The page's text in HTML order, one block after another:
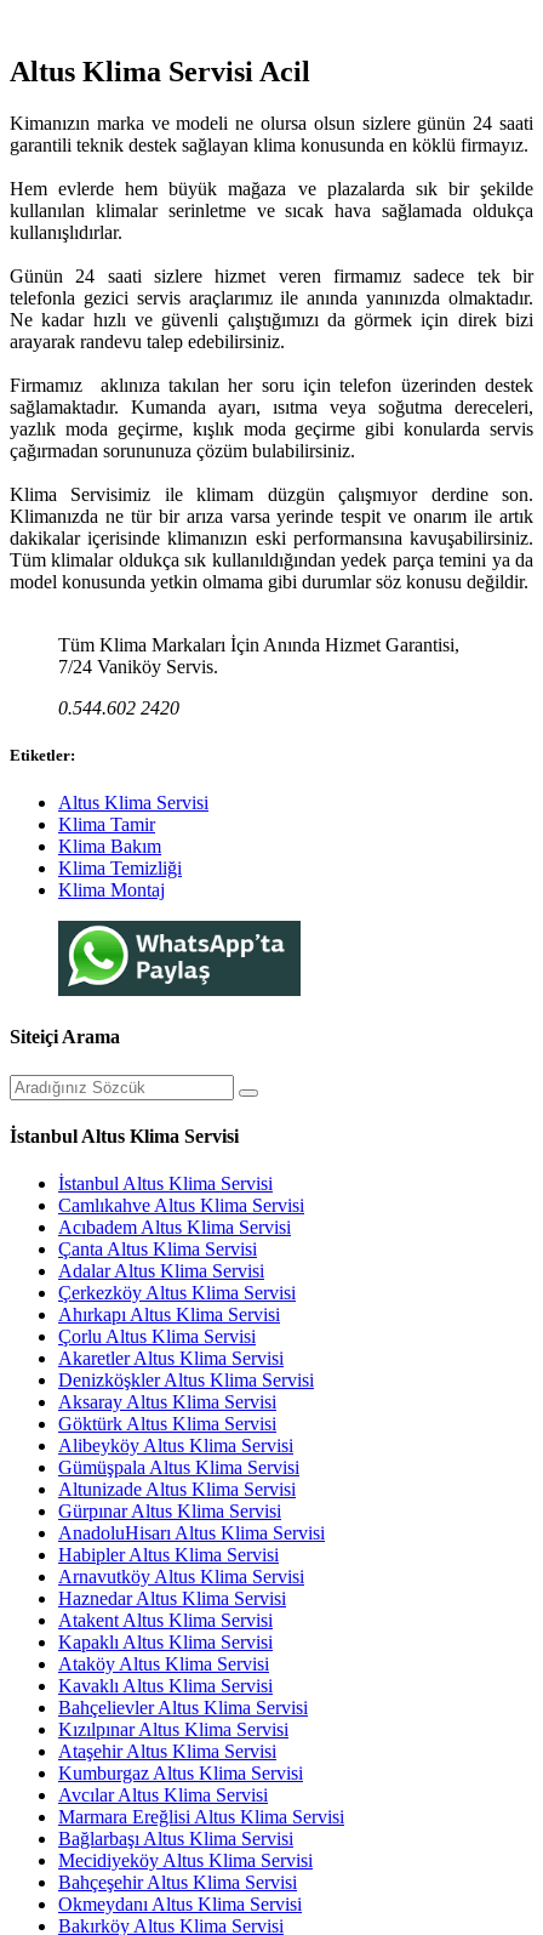
Altus Klima Servisi Acil
Kimanızın marka ve modeli ne olursa olsun sizlere günün 24 saati
garantili teknik destek sağlayan klima konusunda en köklü firmayız.
Hem evlerde hem büyük mağaza ve plazalarda sık bir şekilde
kullanılan klimalar serinletme ve sıcak hava sağlamada oldukça
kullanışlıdırlar.
Günün 24 saati sizlere hizmet veren firmamız sadece tek bir
telefonla gezici servis araçlarımız ile anında yanınızda olmaktadır.
Ne kadar hızlı ve güvenli çalıştığımızı da görmek için direk bizi
arayarak randevu talep edebilirsiniz.
Firmamız aklınıza takılan her soru için telefon üzerinden destek
sağlamaktadır. Kumanda ayarı, ısıtma veya soğutma dereceleri,
yazlık moda geçirme, kışlık moda geçirme gibi konularda servis
çağırmadan sorununuza çözüm bulabilirsiniz.
Klima Servisimiz ile klimam düzgün çalışmıyor derdine son.
Klimanızda ne tür bir arıza varsa yerinde tespit ve onarım ile artık
dakikalar içerisinde klimanızın eski performansına kavuşabilirsiniz.
Tüm klimalar oldukça sık kullanıldığından yedek parça temini ya da
model konusunda yetkin olmama gibi durumlar söz konusu değildir.
Tüm Klima Markaları İçin Anında Hizmet Garantisi,
7/24 Vaniköy Servis.
0.544.602 2420
Etiketler:
Altus Klima Servisi
Klima Tamir
Klima Bakım
Klima Temizliği
Klima Montaj
Siteiçi Arama
İstanbul Altus Klima Servisi
İstanbul Altus Klima Servisi
Camlıkahve Altus Klima Servisi
Acıbadem Altus Klima Servisi
Çanta Altus Klima Servisi
Adalar Altus Klima Servisi
Çerkezköy Altus Klima Servisi
Ahırkapı Altus Klima Servisi
Çorlu Altus Klima Servisi
Akaretler Altus Klima Servisi
Denizköşkler Altus Klima Servisi
Aksaray Altus Klima Servisi
Göktürk Altus Klima Servisi
Alibeyköy Altus Klima Servisi
Gümüşpala Altus Klima Servisi
Altunizade Altus Klima Servisi
Gürpınar Altus Klima Servisi
AnadoluHisarı Altus Klima Servisi
Habipler Altus Klima Servisi
Arnavutköy Altus Klima Servisi
Haznedar Altus Klima Servisi
Atakent Altus Klima Servisi
Kapaklı Altus Klima Servisi
Ataköy Altus Klima Servisi
Kavaklı Altus Klima Servisi
Bahçelievler Altus Klima Servisi
Kızılpınar Altus Klima Servisi
Ataşehir Altus Klima Servisi
Kumburgaz Altus Klima Servisi
Avcılar Altus Klima Servisi
Marmara Ereğlisi Altus Klima Servisi
Bağlarbaşı Altus Klima Servisi
Mecidiyeköy Altus Klima Servisi
Bahçeşehir Altus Klima Servisi
Okmeydanı Altus Klima Servisi
Bakırköy Altus Klima Servisi